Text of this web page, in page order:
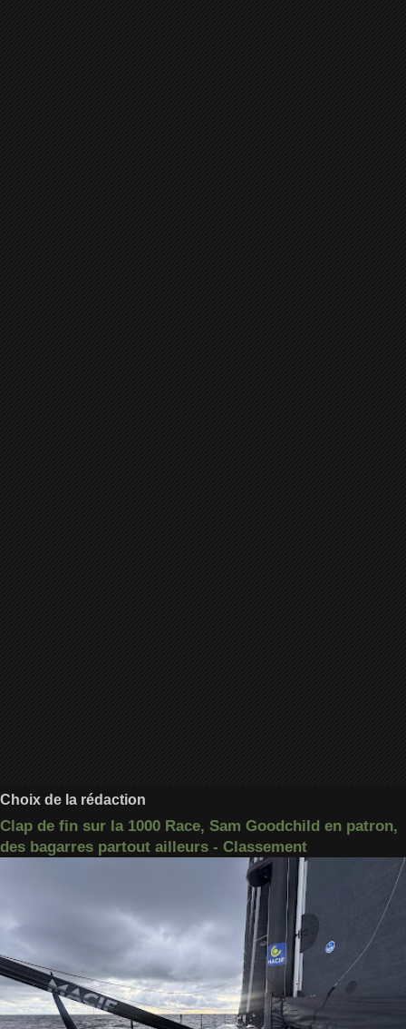
Choix de la rédaction
Clap de fin sur la 1000 Race, Sam Goodchild en patron,
des bagarres partout ailleurs - Classement